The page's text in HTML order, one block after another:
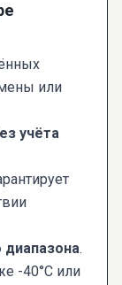
или
учёта
диапазона.
-40°C или